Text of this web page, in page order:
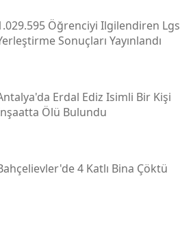
Öğrenciyi Ilgilendiren Lgs
Sonuçları Yayınlandı
Erdal Ediz Isimli Bir Kişi
Ölü Bulundu
4 Katlı Bina Çöktü